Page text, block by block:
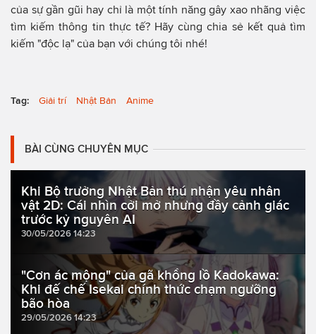
của sự gần gũi hay chỉ là một tính năng gây xao nhãng việc
tìm kiếm thông tin thực tế? Hãy cùng chia sẻ kết quả tìm
kiếm "độc lạ" của bạn với chúng tôi nhé!
Tag: Giải trí Nhật Bản Anime
BÀI CÙNG CHUYÊN MỤC
Khi Bộ trưởng Nhật Bản thú nhận yêu nhân
vật 2D: Cái nhìn cởi mở nhưng đầy cảnh giác
trước kỷ nguyên AI
30/05/2026 14:23
"Cơn ác mộng" của gã khổng lồ Kadokawa:
Khi đế chế Isekai chính thức chạm ngưỡng
bão hòa
29/05/2026 14:23